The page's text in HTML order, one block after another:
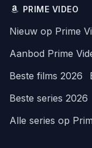
PRIME VIDEO
Nieuw op Prime
Aanbod Prime
Beste films 2026
Beste series 2026
Alle series op